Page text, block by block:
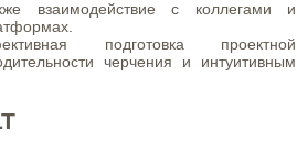
взаимодействие с коллегами и
подготовка проектной
черчения и интуитивным